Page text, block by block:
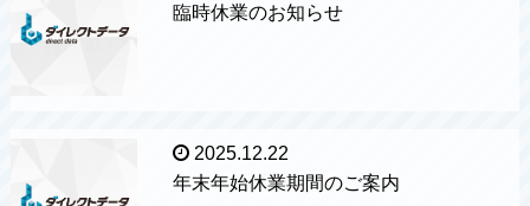
臨時休業のお知らせ
2025.12.22
年末年始休業期間のご案内